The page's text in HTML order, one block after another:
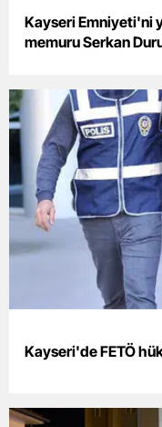
Kayseri Emniyeti'ni
memuru Serkan
Kayseri'de FETÖ